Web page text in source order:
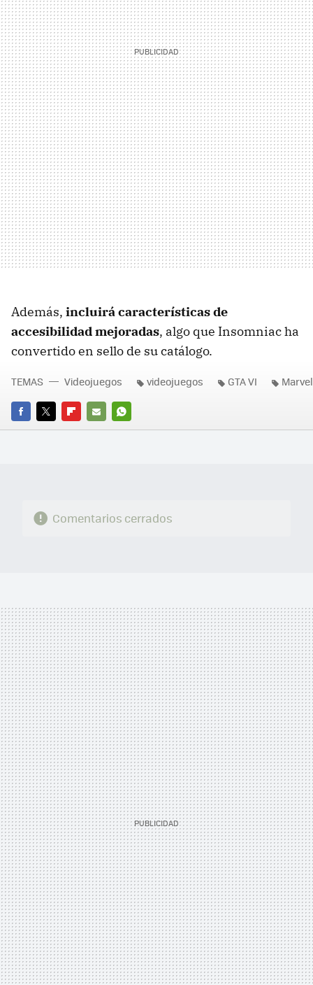
Además, incluirá características de
accesibilidad mejoradas, algo que Insomniac ha
convertido en sello de su catálogo.
FACEBOOK
TWITTERFLIPBOARD
E-
WHATSAPP
TEMAS Videojuegos videojuegos GTA VI
Comentarios cerrados